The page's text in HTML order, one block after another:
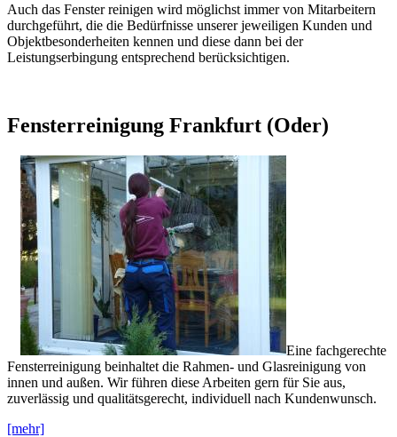
Auch das Fenster reinigen wird möglichst immer von Mitarbeitern
durchgeführt, die die Bedürfnisse unserer jeweiligen Kunden und
Objektbesonderheiten kennen und diese dann bei der
Leistungserbingung entsprechend berücksichtigen.
Fensterreinigung Frankfurt (Oder)
Eine fachgerechte
Fensterreinigung beinhaltet die Rahmen- und Glasreinigung von
innen und außen. Wir führen diese Arbeiten gern für Sie aus,
zuverlässig und qualitätsgerecht, individuell nach Kundenwunsch.
[mehr]